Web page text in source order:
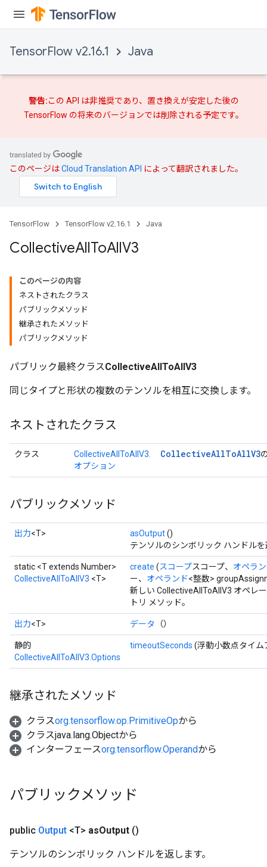
TensorFlow v2.16.1 Java
警告:この API は非推奨であり、 置き換えが安定した後の
TensorFlow の将来のバージョンでは削除される予定です。
このページはCloud Translation API によって翻訳されました。
TensorFlow TensorFlow v2.16.1 Java
CollectiveAllToAllV3
このページの内容
ネストされたクラス
パブリックメソッド
継承されたメソッド
パブリックメソッド
パブリック最終クラスCollectiveAllToAllV3
同じタイプと形状の複数のテンソルを相互に交換します。
ネストされたクラス
クラス
CollectiveAllToAllV3.
オプション
CollectiveAllToAllV3
パブリックメソッド
出力<T> asOutput()
テンソルのシンボリック ハンドル
static <T extends Number>
CollectiveAllToAllV3 <T>
create (スコープスコープ、 オペラ
ー、 オペランド<整数>
新しい CollectiveAllToAllV3 オペレ
トリ メソッド。
出力<T> データ （）
静的
CollectiveAllToAllV3.Options
timeoutSeconds (浮動小数点タイム
継承されたメソッド
クラスorg.tensorflow.op.PrimitiveOpから
クラスjava.lang.Objectから
インターフェースorg.tensorflow.Operandから
パブリックメソッド
public Output <T> asOutput ()
テンソルのシンボリック ハンドルを返します。